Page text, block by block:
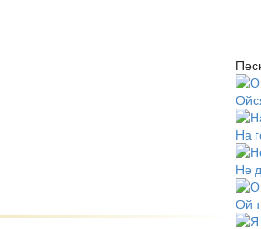
На
Не
Ой